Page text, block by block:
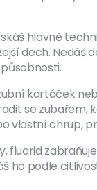
hlavně
dech. Nedáš
kartáček
se zubařem,
vlastní chrup,
ho podle